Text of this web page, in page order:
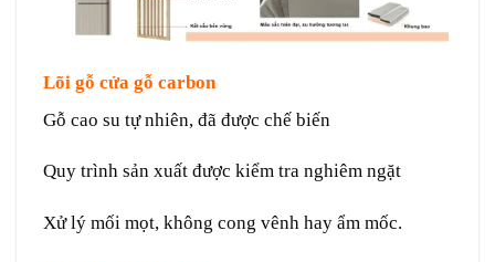
Lõi gỗ cửa gỗ carbon
Gỗ cao su tự nhiên, đã được chế biến
Quy trình sản xuất được kiểm tra nghiêm ngặt
Xử lý mối mọt, không cong vênh hay ẩm mốc.